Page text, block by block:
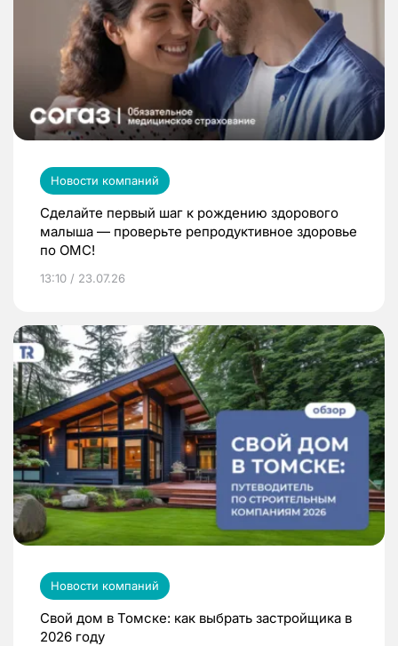
Новости компаний
Сделайте первый шаг к рождению здорового
малыша — проверьте репродуктивное здоровье
по ОМС!
13:10 / 23.07.26
Новости компаний
Свой дом в Томске: как выбрать застройщика в
2026 году